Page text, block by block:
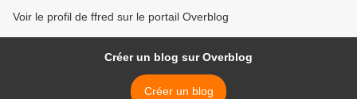
Voir le profil de ffred sur le portail Overblog
Créer un blog sur Overblog
Créer un blog